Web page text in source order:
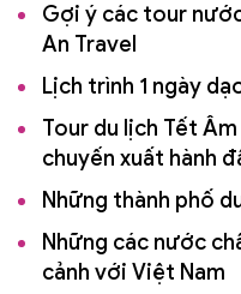
Gợi ý các tour
An Travel
Lịch trình 1 ngày
Tour du lịch Tết
chuyến xuất hành
Những thành phố
Những các nước
cảnh với Việt Nam